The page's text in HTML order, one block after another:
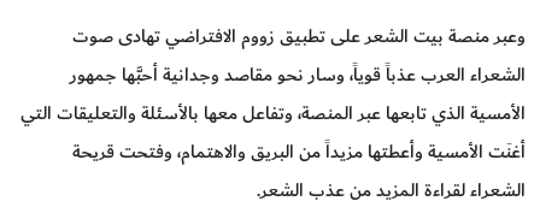
وعبر منصة بيت الشعر على تطبيق زووم الافتراضي تهادى صوت
الشعراء العرب عذباً قوياً، وسار نحو مقاصد وجدانية أحبَّها جمهور
الأمسية الذي تابعها عبر المنصة، وتفاعل معها بالأسئلة والتعليقات التي
أغنَت الأمسية وأعطتها مزيداً من البريق والاهتمام، وفتحت قريحة
الشعراء لقراءة المزيد من عذب الشعر.